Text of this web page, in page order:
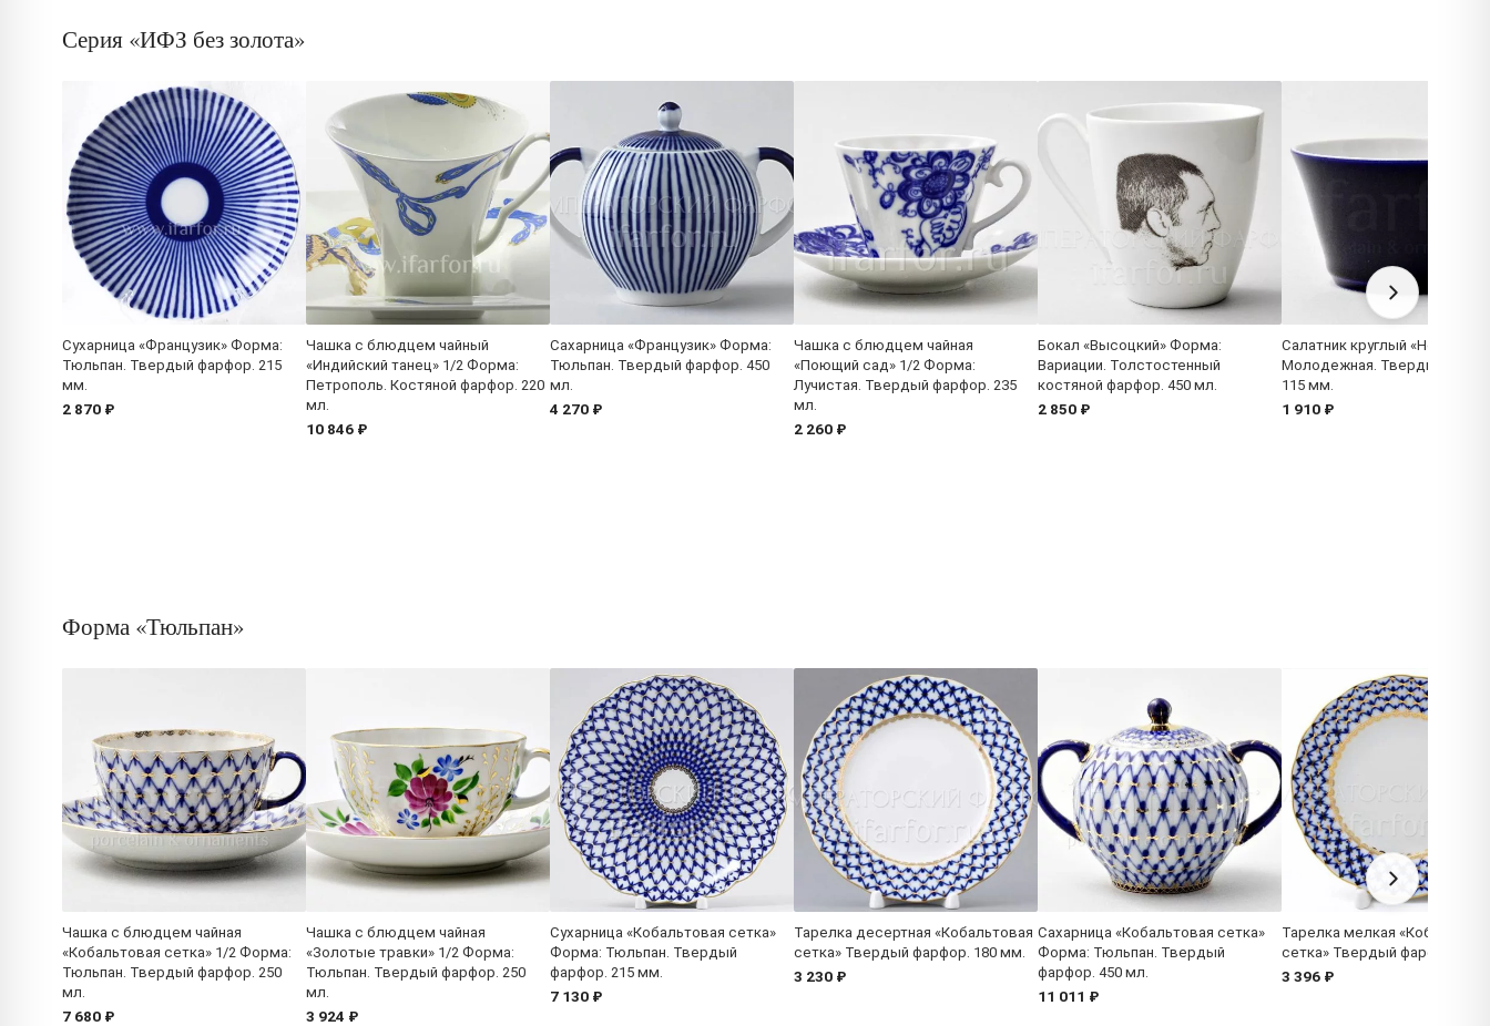
Серия «ИФЗ без золота»
Сухарница «Французик» Форма:
Тюльпан. Твердый фарфор. 215
мм.
2 870 ₽
Чашка с блюдцем чайный
«Индийский танец» 1/2 Форма:
Петрополь. Костяной фарфор. 220
мл.
10 846 ₽
Сахарница «Французик» Форма:
Тюльпан. Твердый фарфор. 450
мл.
4 270 ₽
Чашка с блюдцем чайная
«Поющий сад» 1/2 Форма:
Лучистая. Твердый фарфор. 235
мл.
2 260 ₽
Бокал «Высоцкий» Форма:
Вариации. Толстостенный
костяной фарфор. 450 мл.
2 850 ₽
Салатник круглый «Ночь»
Молодежная. Твердый
115 мм.
1 910 ₽
Форма «Тюльпан»
Чашка с блюдцем чайная
«Кобальтовая сетка» 1/2 Форма:
Тюльпан. Твердый фарфор. 250
мл.
7 680 ₽
Чашка с блюдцем чайная
«Золотые травки» 1/2 Форма:
Тюльпан. Твердый фарфор. 250
мл.
3 924 ₽
Сухарница «Кобальтовая сетка»
Форма: Тюльпан. Твердый
фарфор. 215 мм.
7 130 ₽
Тарелка десертная «Кобальтовая
сетка» Твердый фарфор. 180 мм.
3 230 ₽
Сахарница «Кобальтовая сетка»
Форма: Тюльпан. Твердый
фарфор. 450 мл.
11 011 ₽
Тарелка мелкая
сетка» Твердый фарфор.
3 396 ₽